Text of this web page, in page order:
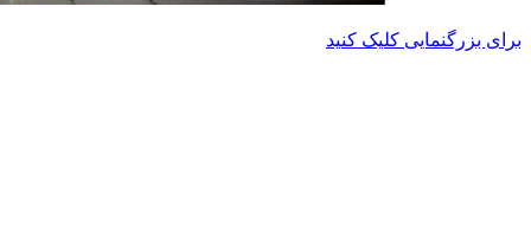
برای بزرگنمایی کلیک کنید